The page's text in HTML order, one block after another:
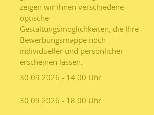
zeigen wir ihnen verschiedene
optische
Gestaltungsmöglichkeiten, die Ihre
Bewerbungsmappe noch
individueller und persönlicher
erscheinen lassen.
30.09.2026 - 14:00
30.09.2026 - 18:00